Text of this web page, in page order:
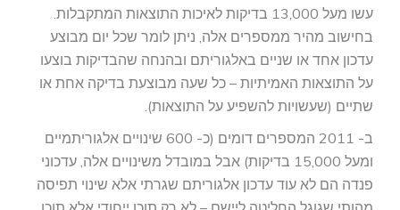
עשו מעל 13,000 בדיקות לאיכות התוצאות המתקבלות.
בחישוב מהיר ממספרים אלה, ניתן לומר שכל יום מבוצע
עדכון אחד או שניים באלגוריתם ובהנחה שהבדיקות בוצעו
על התוצאות האמיתיות – כל שעה מבוצעת בדיקה אחת או
שתיים (שעשויות להשפיע על התוצאות).
ב- 2011 המספרים דומים (כ- 600 שינויים אלגוריתמיים
ומעל 15,000 בדיקות) אבל במובדל משינויים אלה, עדכוני
פנדה הם לא עוד עדכון אלגוריתם שגרתי אלא שינוי תפיסה